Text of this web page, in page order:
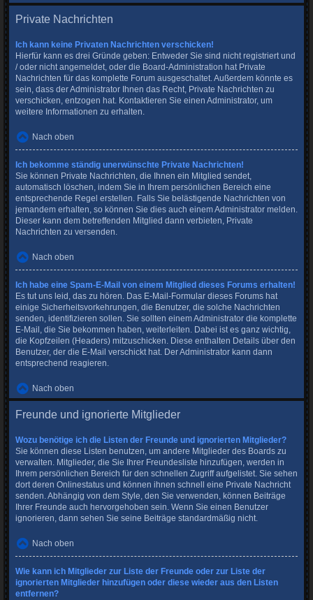
Private Nachrichten
Ich kann keine Privaten Nachrichten verschicken!
Hierfür kann es drei Gründe geben: Entweder Sie sind nicht registriert und
/ oder nicht angemeldet, oder die Board-Administration hat Private
Nachrichten für das komplette Forum ausgeschaltet. Außerdem könnte es
sein, dass der Administrator Ihnen das Recht, Private Nachrichten zu
verschicken, entzogen hat. Kontaktieren Sie einen Administrator, um
weitere Informationen zu erhalten.
Nach oben
Ich bekomme ständig unerwünschte Private Nachrichten!
Sie können Private Nachrichten, die Ihnen ein Mitglied sendet,
automatisch löschen, indem Sie in Ihrem persönlichen Bereich eine
entsprechende Regel erstellen. Falls Sie belästigende Nachrichten von
jemandem erhalten, so können Sie dies auch einem Administrator melden.
Dieser kann dem betreffenden Mitglied dann verbieten, Private
Nachrichten zu versenden.
Nach oben
Ich habe eine Spam-E-Mail von einem Mitglied dieses Forums erhalten!
Es tut uns leid, das zu hören. Das E-Mail-Formular dieses Forums hat
einige Sicherheitsvorkehrungen, die Benutzer, die solche Nachrichten
senden, identifizieren sollen. Sie sollten einem Administrator die komplette
E-Mail, die Sie bekommen haben, weiterleiten. Dabei ist es ganz wichtig,
die Kopfzeilen (Headers) mitzuschicken. Diese enthalten Details über den
Benutzer, der die E-Mail verschickt hat. Der Administrator kann dann
entsprechend reagieren.
Nach oben
Freunde und ignorierte Mitglieder
Wozu benötige ich die Listen der Freunde und ignorierten Mitglieder?
Sie können diese Listen benutzen, um andere Mitglieder des Boards zu
verwalten. Mitglieder, die Sie Ihrer Freundesliste hinzufügen, werden in
Ihrem persönlichen Bereich für den schnellen Zugriff aufgelistet. Sie sehen
dort deren Onlinestatus und können ihnen schnell eine Private Nachricht
senden. Abhängig von dem Style, den Sie verwenden, können Beiträge
Ihrer Freunde auch hervorgehoben sein. Wenn Sie einen Benutzer
ignorieren, dann sehen Sie seine Beiträge standardmäßig nicht.
Nach oben
Wie kann ich Mitglieder zur Liste der Freunde oder zur Liste der
ignorierten Mitglieder hinzufügen oder diese wieder aus den Listen
entfernen?